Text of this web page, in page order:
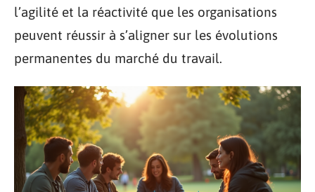
l’agilité et la réactivité que les organisations
peuvent réussir à s’aligner sur les évolutions
permanentes du marché du travail.